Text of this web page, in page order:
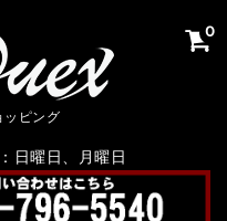
ッピング
日曜日、月曜日
0